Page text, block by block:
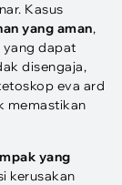
Kasus
yang aman,
yang dapat
disengaja,
eva ard
memastikan
yang
kerusakan